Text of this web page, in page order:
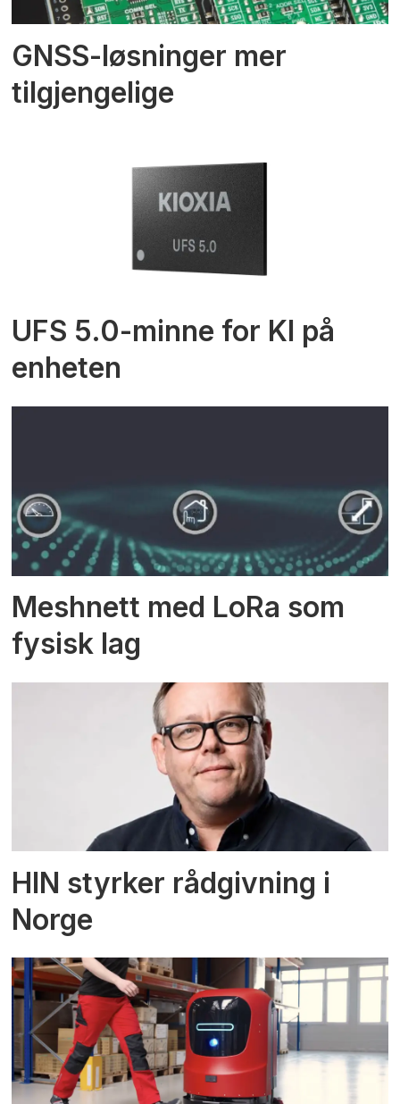
GNSS-løsninger mer
tilgjengelige
UFS 5.0-minne for KI på
enheten
Meshnett med LoRa som
fysisk lag
HIN styrker rådgivning i
Norge